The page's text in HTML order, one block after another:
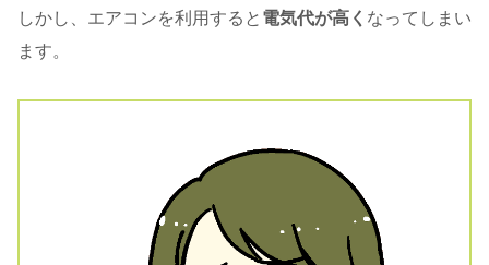
しかし、エアコンを利用すると 電気代が高く なってしまい
ます。